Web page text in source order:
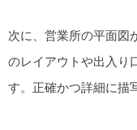
次に、営業所の平面図
のレイアウトや出入り
す。正確かつ詳細に描